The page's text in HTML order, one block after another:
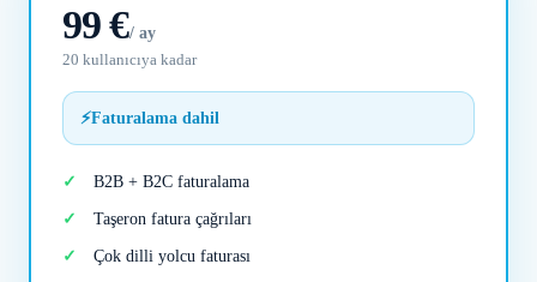
99 €/ ay
20 kullanıcıya kadar
⚡Faturalama dahil
B2B + B2C faturalama
Taşeron fatura çağrıları
Çok dilli yolcu faturası